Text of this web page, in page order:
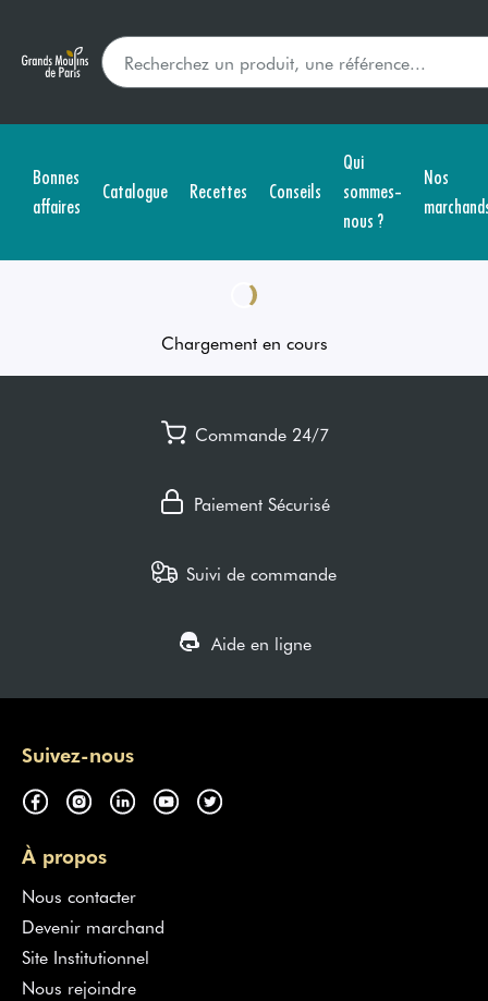
Bonnes
affaires
Catalogue Recettes Conseils
Qui
sommes-
nous ?
Nos
Chargement en cours
Commande 24/7
Paiement Sécurisé
Suivi de commande
Aide en ligne
Suivez-nous
À propos
Nous contacter
Devenir marchand
Site Institutionnel
Nous rejoindre